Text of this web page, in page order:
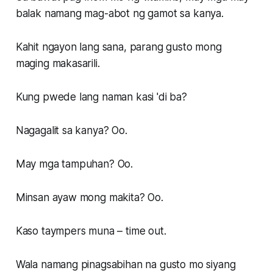
balak namang mag-abot ng gamot sa kanya.
Kahit ngayon lang sana, parang gusto mong
maging makasarili.
Kung pwede lang naman kasi 'di ba?
Nagagalit sa kanya? Oo.
May mga tampuhan? Oo.
Minsan ayaw mong makita? Oo.
Kaso taympers muna – time out.
Wala namang pinagsabihan na gusto mo siyang